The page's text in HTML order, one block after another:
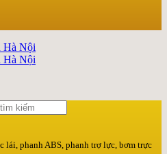
lái, phanh ABS, phanh trợ lực, bơm trực